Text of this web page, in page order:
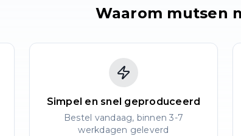
Waarom mutsen
Simpel en snel geproduceerd
Bestel vandaag, binnen 3-7
werkdagen geleverd